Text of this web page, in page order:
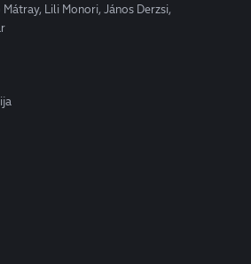
Lili Monori, János Derzsi,